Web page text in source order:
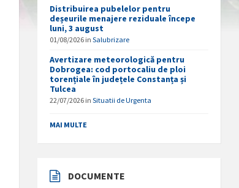
Distribuirea pubelelor pentru
deșeurile menajere reziduale începe
luni, 3 august
01/08/2026 inSalubrizare
Avertizare meteorologică pentru
Dobrogea: cod portocaliu de ploi
torențiale în județele Constanța și
Tulcea
22/07/2026 inSituatii de Urgenta
MAI MULTE
DOCUMENTE